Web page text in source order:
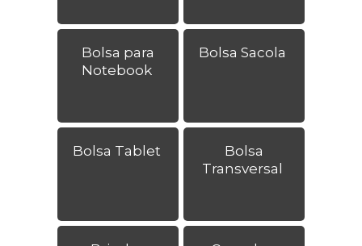
Bolsa para
Notebook
Bolsa Sacola
Bolsa Tablet
Bolsa
Transversal